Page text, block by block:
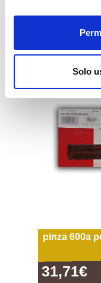
Solo
pinza 600a
31,71€